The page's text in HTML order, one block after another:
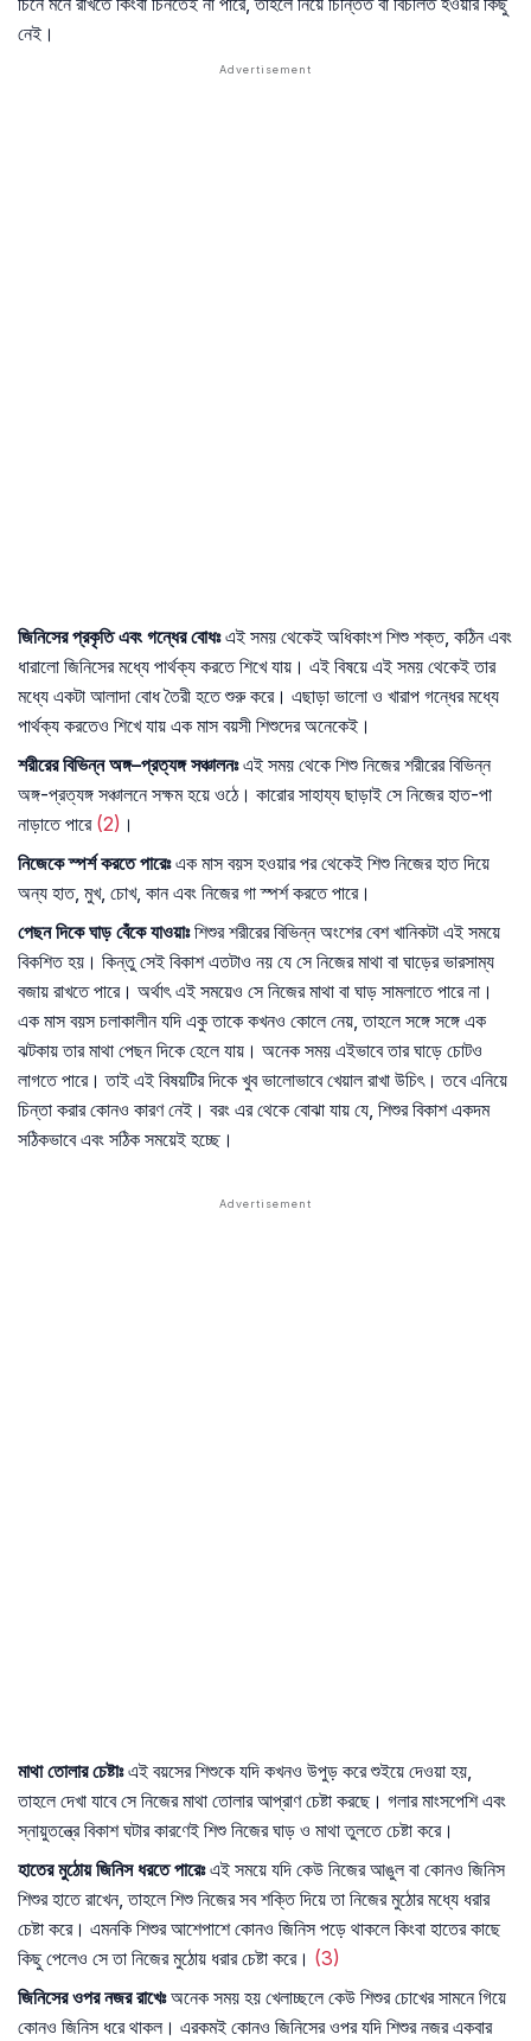
নেই।
জিনিসের প্রকৃতি এবং গন্ধের বোধঃএই সময় থেকেই অধিকাংশ শিশু শক্ত, কঠিন এবং
ধারালো জিনিসের মধ্যে পার্থক্য করতে শিখে যায়। এই বিষয়ে এই সময় থেকেই তার
মধ্যে একটা আলাদা বোধ তৈরী হতে শুরু করে। এছাড়া ভালো ও খারাপ গন্ধের মধ্যে
পার্থক্য করতেও শিখে যায় এক মাস বয়সী শিশুদের অনেকেই।
শরীরের বিভিন্ন অঙ্গ–প্রত্যঙ্গ সঞ্চালনঃএই সময় থেকে শিশু নিজের শরীরের বিভিন্ন
অঙ্গ-প্রত্যঙ্গ সঞ্চালনে সক্ষম হয়ে ওঠে। কারোর সাহায্য ছাড়াই সে নিজের হাত-পা
নাড়াতে পারে (2) ।
নিজেকে স্পর্শ করতে পারেঃএক মাস বয়স হওয়ার পর থেকেই শিশু নিজের হাত দিয়ে
অন্য হাত, মুখ, চোখ, কান এবং নিজের গা স্পর্শ করতে পারে।
পেছন দিকে ঘাড় বেঁকে যাওয়াঃশিশুর শরীরের বিভিন্ন অংশের বেশ খানিকটা এই সময়ে
বিকশিত হয়। কিন্তু সেই বিকাশ এতটাও নয় যে সে নিজের মাথা বা ঘাড়ের ভারসাম্য
বজায় রাখতে পারে। অর্থাৎ এই সময়েও সে নিজের মাথা বা ঘাড় সামলাতে পারে না।
এক মাস বয়স চলাকালীন যদি একু তাকে কখনও কোলে নেয়, তাহলে সঙ্গে সঙ্গে এক
ঝটকায় তার মাথা পেছন দিকে হেলে যায়। অনেক সময় এইভাবে তার ঘাড়ে চোটও
লাগতে পারে। তাই এই বিষয়টির দিকে খুব ভালোভাবে খেয়াল রাখা উচিৎ। তবে এনিয়ে
চিন্তা করার কোনও কারণ নেই। বরং এর থেকে বোঝা যায় যে, শিশুর বিকাশ একদম
সঠিকভাবে এবং সঠিক সময়েই হচ্ছে।
মাথা তোলার চেষ্টাঃএই বয়সের শিশুকে যদি কখনও উপুড় করে শুইয়ে দেওয়া হয়,
তাহলে দেখা যাবে সে নিজের মাথা তোলার আপ্রাণ চেষ্টা করছে। গলার মাংসপেশি এবং
স্নায়ুতন্ত্রে বিকাশ ঘটার কারণেই শিশু নিজের ঘাড় ও মাথা তুলতে চেষ্টা করে।
হাতের মুঠোয় জিনিস ধরতে পারেঃএই সময়ে যদি কেউ নিজের আঙুল বা কোনও জিনিস
শিশুর হাতে রাখেন, তাহলে শিশু নিজের সব শক্তি দিয়ে তা নিজের মুঠোর মধ্যে ধরার
চেষ্টা করে। এমনকি শিশুর আশেপাশে কোনও জিনিস পড়ে থাকলে কিংবা হাতের কাছে
কিছু পেলেও সে তা নিজের মুঠোয় ধরার চেষ্টা করে। (3)
জিনিসের ওপর নজর রাখেঃঅনেক সময় হয় খেলাচ্ছলে কেউ শিশুর চোখের সামনে গিয়ে
কোনও জিনিস ধরে থাকল। এরকমই কোনও জিনিসের ওপর যদি শিশুর নজর একবার